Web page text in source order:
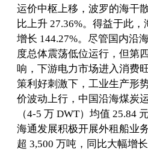
运价中枢上移，波罗的海干
比上升 27.36%。得益于此
增长 144.27%。尽管国内沿
度总体震荡低位运行，但第
响，下游电力市场进入消费
策利好刺激下，工业生产形
价波动上行，中国沿海煤炭
（4-5 万 DWT）均值 25.84
海通发展积极开展外租船业
超 3,500 万吨，同比大幅增